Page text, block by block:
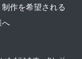
制作を希望される
へ